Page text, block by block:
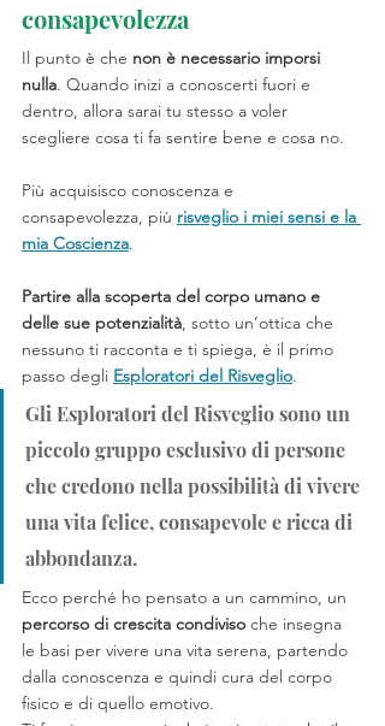
consapevolezza
Il punto è che non è necessario imporsi
nulla. Quando inizi a conoscerti fuori e
dentro, allora sarai tu stesso a voler
scegliere cosa ti fa sentire bene e cosa no.
Più acquisisco conoscenza e
consapevolezza, più risveglio i miei sensi e la
mia Coscienza.
Partire alla scoperta del corpo umano e
delle sue potenzialità, sotto un’ottica che
nessuno ti racconta e ti spiega, è il primo
passo degli Esploratori del Risveglio.
Gli Esploratori del Risveglio sono un
piccolo gruppo esclusivo di persone
che credono nella possibilità di vivere
una vita felice, consapevole e ricca di
abbondanza.
Ecco perché ho pensato a un cammino, un
percorso di crescita condiviso che insegna
le basi per vivere una vita serena, partendo
dalla conoscenza e quindi cura del corpo
fisico e di quello emotivo.